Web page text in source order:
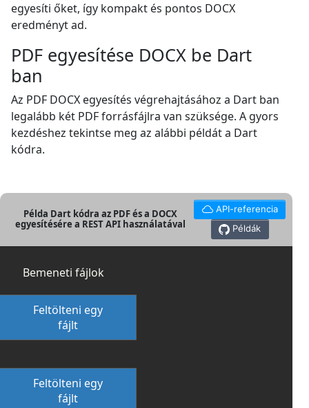
egyesíti őket, így kompakt és pontos DOCX
eredményt ad.
PDF egyesítése DOCX be Dart
ban
Az PDF DOCX egyesítés végrehajtásához a Dart ban
legalább két PDF forrásfájlra van szüksége. A gyors
kezdéshez tekintse meg az alábbi példát a Dart
kódra.
Példa Dart kódra az PDF és a DOCX
egyesítésére a REST API használatával
API-referencia
Példák
Bemeneti fájlok
Feltölteni egy
fájlt
Feltölteni egy
fájlt